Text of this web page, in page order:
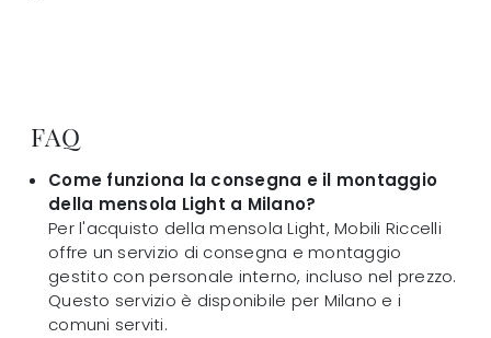
FAQ
Come funziona la consegna e il montaggio
della mensola Light a Milano?
Per l'acquisto della mensola Light, Mobili Riccelli
offre un servizio di consegna e montaggio
gestito con personale interno, incluso nel prezzo.
Questo servizio è disponibile per Milano e i
comuni serviti.